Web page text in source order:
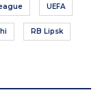
UEFA
RB Lipsk